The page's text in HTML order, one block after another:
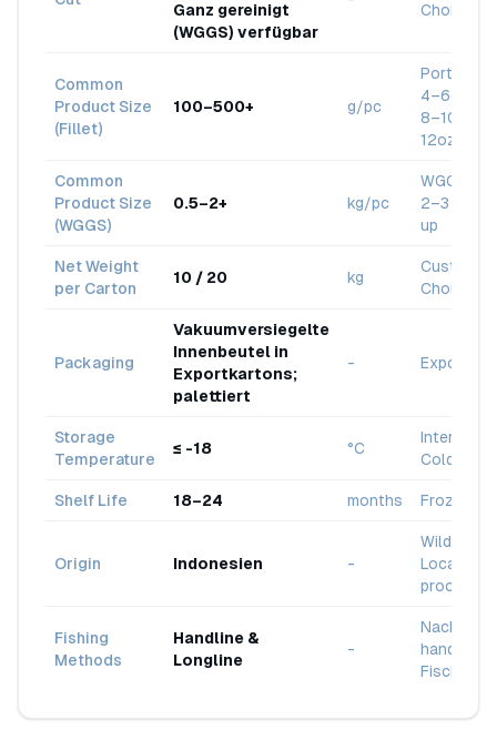
Ganz gereinigt
(WGGS) verfügbar
Choice
Common
Product Size
(Fillet)
100–500+ g/pc
4–6oz,
8–10oz,
12oz,
Common
Product Size
(WGGS)
0.5–2+ kg/pc
WGGS:
2–3 lbs, 3
up
Net Weight
per Carton
10 / 20 kg
Customer
Choice
Packaging
Vakuumversiegelte
Innenbeutel in
Exportkartons;
palettiert
- Export
Storage
Temperature
≤ -18 °C
Cold
Shelf Life 18–24 months Frozen
Origin Indonesien -
Wild-
Local
Fishing
Methods
Handline &
Longline
-
Fischerei